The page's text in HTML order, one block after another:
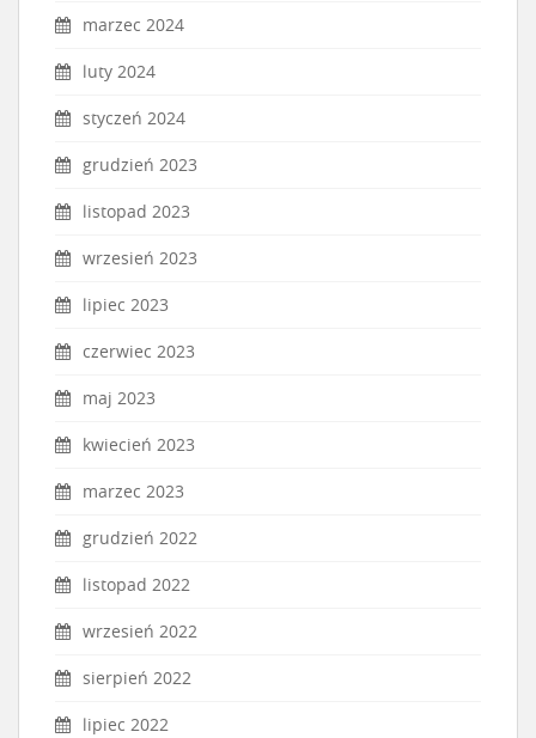
marzec 2024
luty 2024
styczeń 2024
grudzień 2023
listopad 2023
wrzesień 2023
lipiec 2023
czerwiec 2023
maj 2023
kwiecień 2023
marzec 2023
grudzień 2022
listopad 2022
wrzesień 2022
sierpień 2022
lipiec 2022